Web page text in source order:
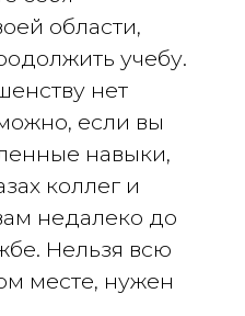
области,
учебу.
нет
если вы
навыки,
коллег и
недалеко до
Нельзя всю
месте, нужен